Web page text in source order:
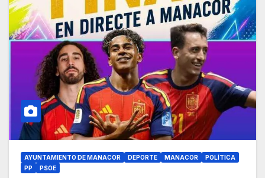
AYUNTAMIENTO DE MANACOR DEPORTE MANACOR
POLÍTICA
PP
PSOE